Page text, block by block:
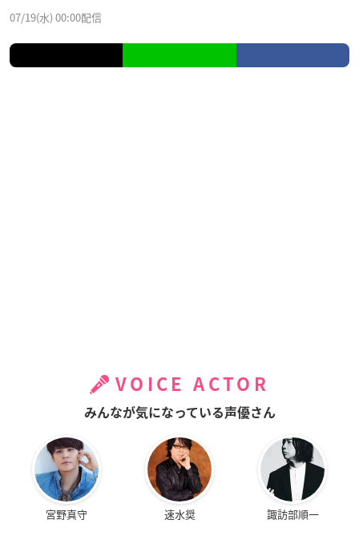
07/19(水) 00:00配信
VOICE ACTOR
みんなが気になっている声優さん
宮野真守 速水奨 諏訪部順一